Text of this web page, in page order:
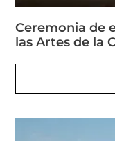
Ceremonia de
las Artes de la